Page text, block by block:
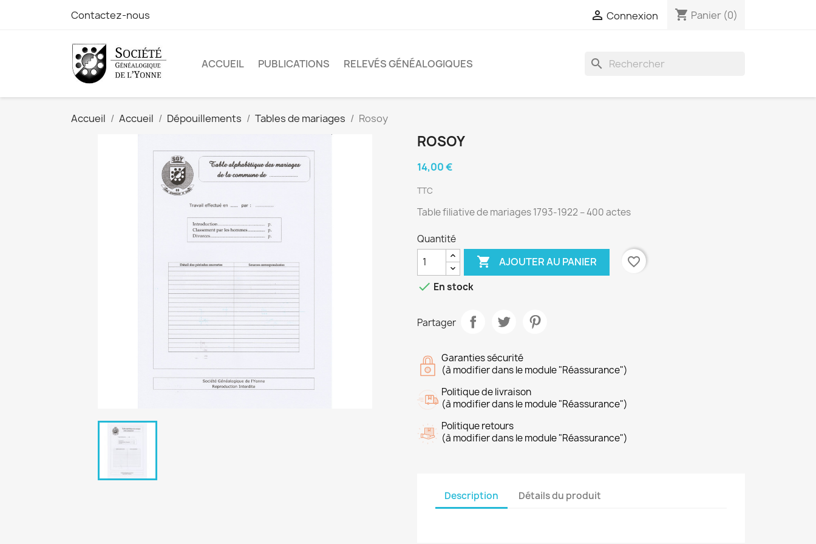
Contactez-nous  Connexion shopping_cart Panier (0)
ACCUEIL PUBLICATIONS RELEVÉS GÉNÉALOGIQUES search
Accueil Accueil Dépouillements Tables de mariages Rosoy
ROSOY
14,00 €
TTC
Table filiative de mariages 1793-1922 – 400 actes
Quantité
 AJOUTER AU PANIER
favorite_border
 En stock
Partager
Garanties sécurité
(à modifier dans le module "Réassurance")
Politique de livraison
(à modifier dans le module "Réassurance")
Politique retours
(à modifier dans le module "Réassurance")
Description Détails du produit